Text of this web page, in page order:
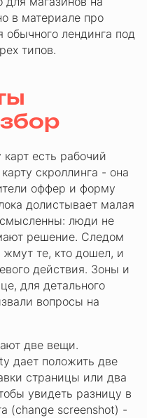
в материале про
обычного лендинга под
типов.
есть рабочий
скроллинга - она
оффер и форму
долистывает малая
люди не
решение. Следом
жмут те, кто дошел, и
действия. Зоны и
для детального
вопросы на
две вещи.
дает положить две
страницы или два
увидеть разницу в
(change screenshot) -